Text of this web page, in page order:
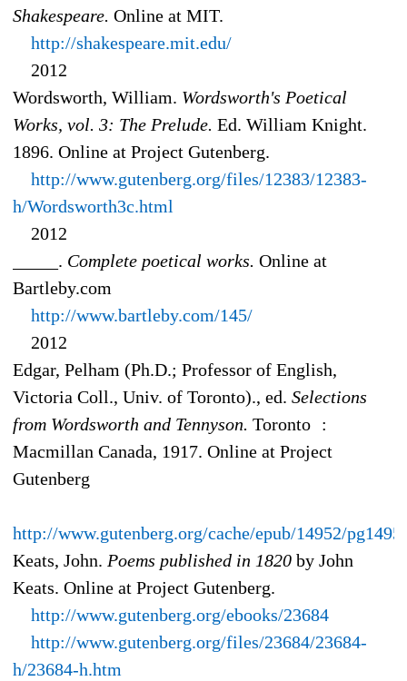
Shakespeare. Online at MIT.
http://shakespeare.mit.edu/
2012
Wordsworth, William. Wordsworth's Poetical
Works, vol. 3: The Prelude. Ed. William Knight.
1896. Online at Project Gutenberg.
http://www.gutenberg.org/files/12383/12383-
h/Wordsworth3c.html
2012
_____. Complete poetical works. Online at
Bartleby.com
http://www.bartleby.com/145/
2012
Edgar, Pelham (Ph.D.; Professor of English,
Victoria Coll., Univ. of Toronto)., ed. Selections
from Wordsworth and Tennyson. Toronto :
Macmillan Canada, 1917. Online at Project
Gutenberg
http://www.gutenberg.org/cache/epub/14952/
Keats, John. Poems published in 1820 by John
Keats. Online at Project Gutenberg.
http://www.gutenberg.org/ebooks/23684
http://www.gutenberg.org/files/23684/23684-
h/23684-h.htm